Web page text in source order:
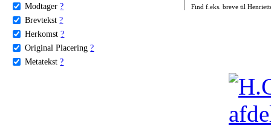
Modtager ?
Brevtekst ?
Herkomst ?
Original Placering ?
Metatekst ?
Find f.eks. breve til